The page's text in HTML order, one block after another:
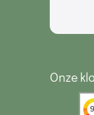
Onze